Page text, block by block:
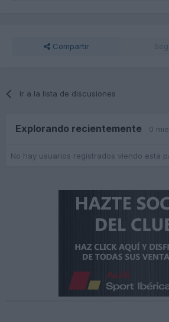
Compartir
Ir a la lista de discusiones
Explorando recientemente 0
No hay usuarios registrados viendo esta